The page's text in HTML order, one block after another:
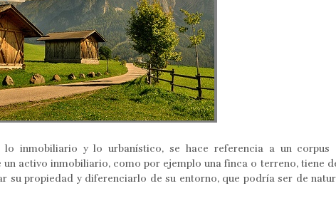
inmobiliario y lo urbanístico, se hace referencia a un corpus
activo inmobiliario, como por ejemplo una finca o terreno, tiene
su propiedad y diferenciarlo de su entorno, que podría ser de